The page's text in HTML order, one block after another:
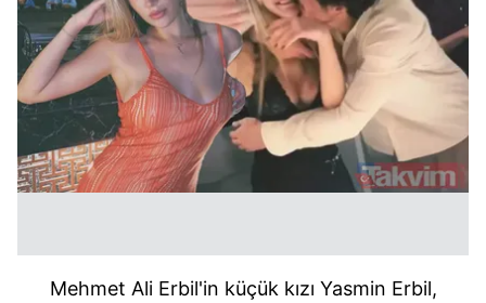
Mehmet Ali Erbil'in küçük kızı Yasmin Erbil,